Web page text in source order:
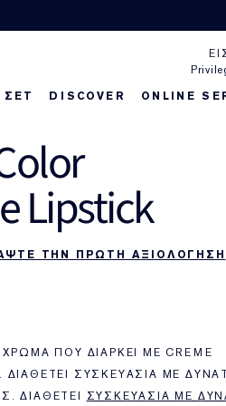
DISCOVER ONLINE
Foundaton Finder
Repair
Belle
Lipstick
ΤΗΝ ΠΡΩΤΗ ΑΞΙΟΛΟΓΗΣΗ
ΠΟΥ ΔΙΑΡΚΕΊ ΜΕ CREME
ΣΥΣΚΕΥΑΣΊΑ ΜΕ
ΔΙΑΘΈΤΕΙ ΣΥΣΚΕΥΑΣΊΑ ΜΕ